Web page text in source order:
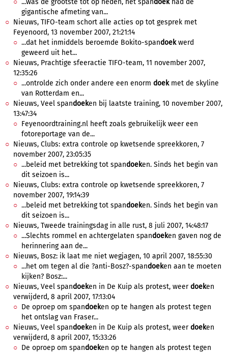
...was de grootste tot op heden, het spandoekhad de
gigantische afmeting van...
Nieuws, TIFO-team schort alle acties op tot gesprek met
Feyenoord, 13 november 2007, 21:21:14
...dat het inmiddels beroemde Bokito-spandoekwerd
geweerd uit het...
Nieuws, Prachtige sfeeractie TIFO-team, 11 november 2007,
12:35:26
...ontrolde zich onder andere een enorm doekmet de skyline
van Rotterdam en...
Nieuws, Veel spandoeken bij laatste training, 10 november 2007,
13:47:34
Feyenoordtraining.nl heeft zoals gebruikelijk weer een
fotoreportage van de...
Nieuws, Clubs: extra controle op kwetsende spreekkoren, 7
november 2007, 23:05:35
...beleid met betrekking tot spandoeken. Sinds het begin van
dit seizoen is...
Nieuws, Clubs: extra controle op kwetsende spreekkoren, 7
november 2007, 19:14:39
...beleid met betrekking tot spandoeken. Sinds het begin van
dit seizoen is...
Nieuws, Tweede trainingsdag in alle rust, 8 juli 2007, 14:48:17
...Slechts rommel en achtergelaten spandoeken gaven nog de
herinnering aan de...
Nieuws, Bosz: ik laat me niet wegjagen, 10 april 2007, 18:55:30
...het om tegen al die ?anti-Bosz?-spandoeken aan te moeten
kijken? Bosz:...
Nieuws, Veel spandoeken in De Kuip als protest, weerdoeken
verwijderd, 8 april 2007, 17:13:04
De oproep om spandoeken op te hangen als protest tegen
het ontslag van Fraser...
Nieuws, Veel spandoeken in De Kuip als protest, weerdoeken
verwijderd, 8 april 2007, 15:33:26
De oproep om spandoeken op te hangen als protest tegen